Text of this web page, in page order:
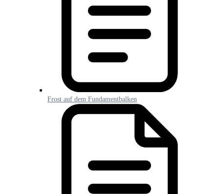
Frost auf dem Fundamentbalken